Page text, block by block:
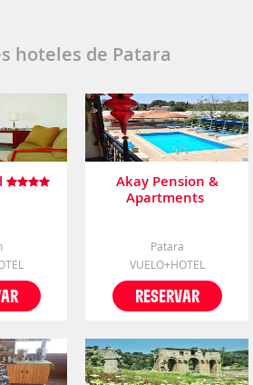
hoteles de Patara
Akay Pension &
Apartments
Patara
VUELO+HOTEL
RESERVAR